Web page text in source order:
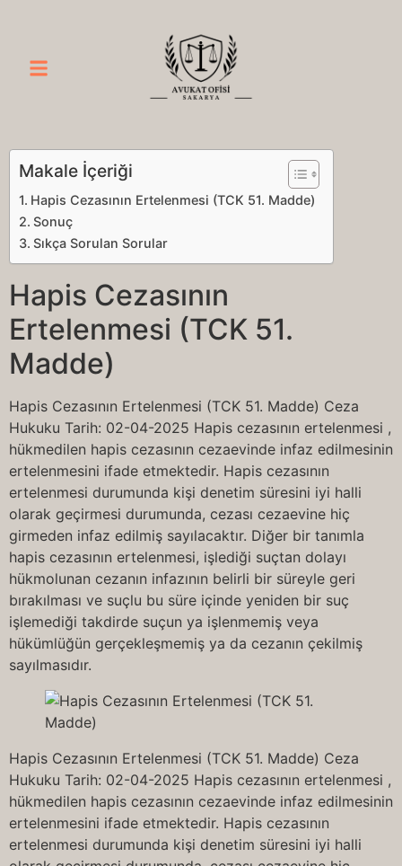
Makale İçeriği
Hapis Cezasının Ertelenmesi (TCK 51. Madde)
Sonuç
Sıkça Sorulan Sorular
Hapis Cezasının
Ertelenmesi (TCK 51.
Madde)
Hapis Cezasının Ertelenmesi (TCK 51. Madde) Ceza
Hukuku Tarih: 02-04-2025 Hapis cezasının ertelenmesi ,
hükmedilen hapis cezasının cezaevinde infaz edilmesinin
ertelenmesini ifade etmektedir. Hapis cezasının
ertelenmesi durumunda kişi denetim süresini iyi halli
olarak geçirmesi durumunda, cezası cezaevine hiç
girmeden infaz edilmiş sayılacaktır. Diğer bir tanımla
hapis cezasının ertelenmesi, işlediği suçtan dolayı
hükmolunan cezanın infazının belirli bir süreyle geri
bırakılması ve suçlu bu süre içinde yeniden bir suç
işlemediği takdirde suçun ya işlenmemiş veya
hükümlüğün gerçekleşmemiş ya da cezanın çekilmiş
sayılmasıdır.
Hapis Cezasının Ertelenmesi (TCK 51. Madde) Ceza
Hukuku Tarih: 02-04-2025 Hapis cezasının ertelenmesi ,
hükmedilen hapis cezasının cezaevinde infaz edilmesinin
ertelenmesini ifade etmektedir. Hapis cezasının
ertelenmesi durumunda kişi denetim süresini iyi halli